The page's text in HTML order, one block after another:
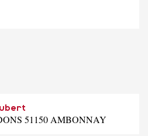
51150 AMBONNAY